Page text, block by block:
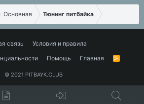
Основная Тюнинг питбайка
связь
Условия и правила
Помощь Главная
R
© 2021 PITBAYK.CLUB